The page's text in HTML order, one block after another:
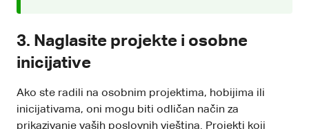
3. Naglasite projekte i osobne
inicijative
Ako ste radili na osobnim projektima, hobijima ili
inicijativama, oni mogu biti odličan način za
prikazivanje vaših poslovnih vještina. Projekti koji